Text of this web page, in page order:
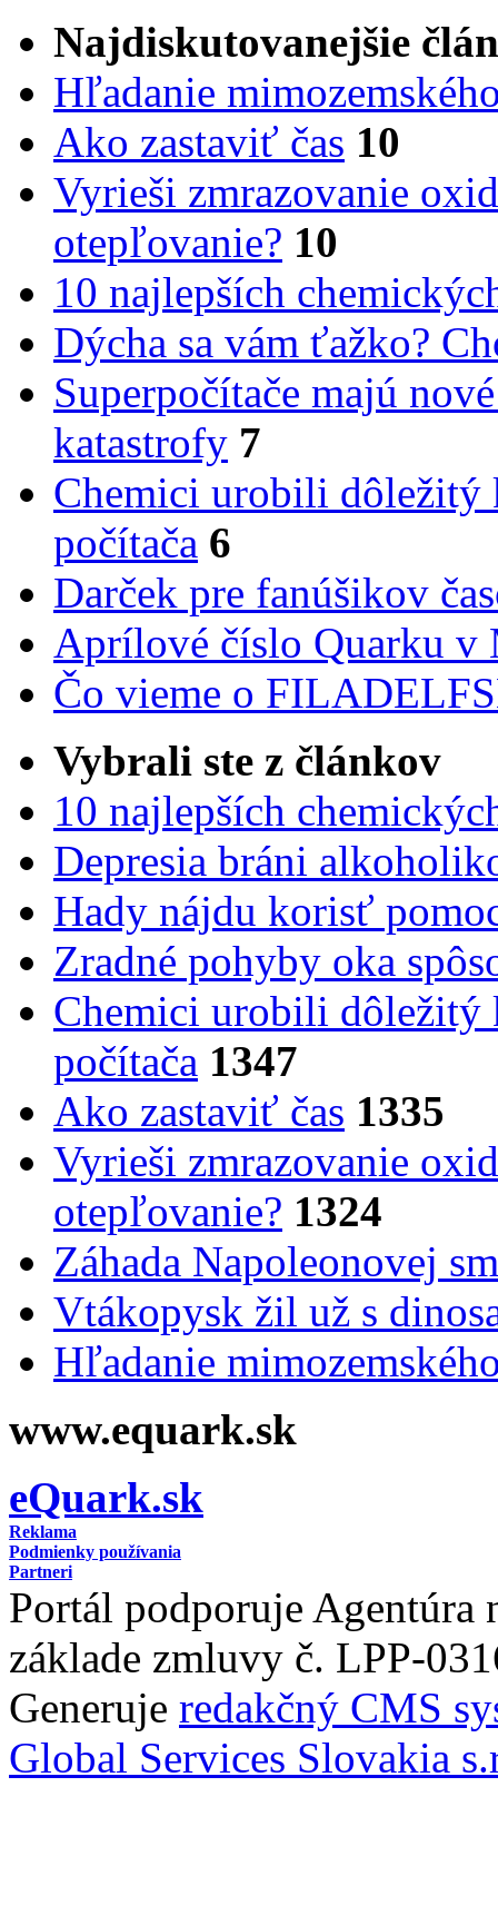
Najdiskutovanejšie
Hľadanie
Ako zastaviť čas 10
Vyrieši zmrazovanie
otepľovanie? 10
10 najlepších
Dýcha sa vám ťažko?
Superpočítače majú
katastrofy 7
Chemici urobili dôležitý
počítača 6
Darček pre fanúšikov
Aprílové číslo Quarku v
Čo vieme o
Vybrali ste z článkov
10 najlepších
Depresia bráni
Hady nájdu korisť
Zradné pohyby oka
Chemici urobili dôležitý
počítača 1347
Ako zastaviť čas 1335
Vyrieši zmrazovanie
otepľovanie? 1324
Záhada Napoleonovej
Vtákopysk žil už s
Hľadanie
www.equark.sk
eQuark.sk
Reklama
Podmienky používania
Partneri
Portál podporuje Agentúra
základe zmluvy č. LPP-
Generuje redakčný CMS
Global Services Slovakia